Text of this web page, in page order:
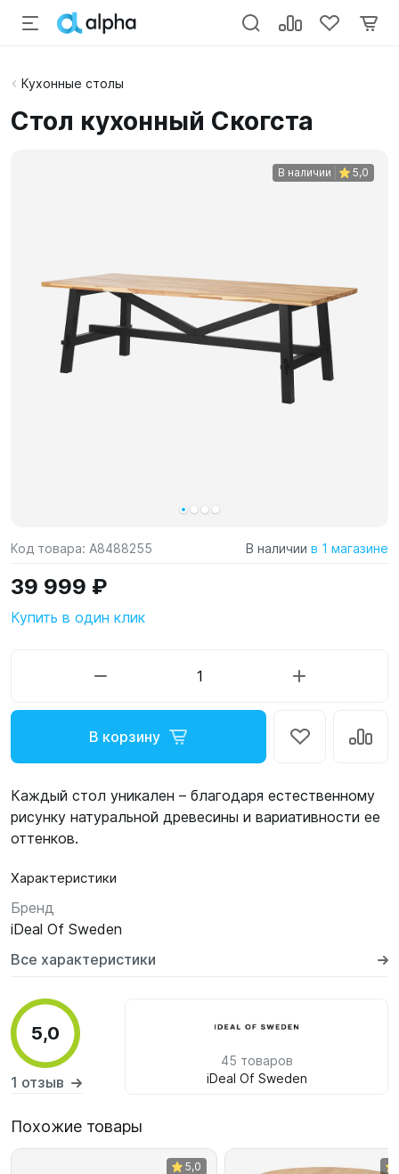
Кухонные столы
Стол кухонный Скогста
В наличии 5,0
Код товара: A8488255 В наличии в 1 магазине
39 999 ₽
Купить в один клик
В корзину
Каждый стол уникален – благодаря естественному
рисунку натуральной древесины и вариативности ее
оттенков.
Характеристики
Бренд
iDeal Of Sweden
Все характеристики
5,0
1 отзыв
45 товаров
iDeal Of Sweden
Похожие товары
5,0